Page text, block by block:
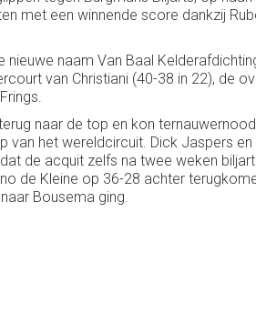
met een winnende score dankzij
nieuwe naam Van Baal
van Christiani (40-38 in 22), de
naar de top en kon
van het wereldcircuit. Dick Jaspers
de acquit zelfs na twee weken
de Kleine op 36-28 achter
Bousema ging.